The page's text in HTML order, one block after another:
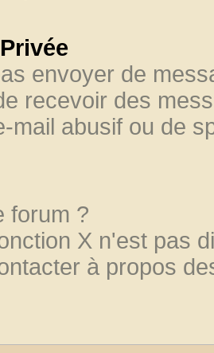
envoyer de
recevoir des
mail abusif ou de
forum ?
X n'est pas
à propos